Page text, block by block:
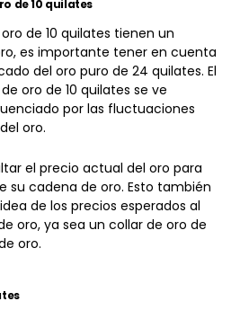
es importante tener en cuenta
del oro puro de 24 quilates. El
oro de 10 quilates se ve
por las fluctuaciones
oro.
cadena de oro. Esto también
de los precios esperados al
oro, ya sea un collar de oro de
oro.